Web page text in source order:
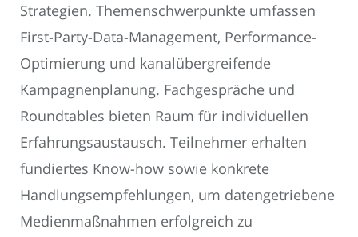
Strategien. Themenschwerpunkte umfassen
First-Party-Data-Management, Performance-
Optimierung und kanalübergreifende
Kampagnenplanung. Fachgespräche und
Roundtables bieten Raum für individuellen
Erfahrungsaustausch. Teilnehmer erhalten
fundiertes Know-how sowie konkrete
Handlungsempfehlungen, um datengetriebene
Medienmaßnahmen erfolgreich zu